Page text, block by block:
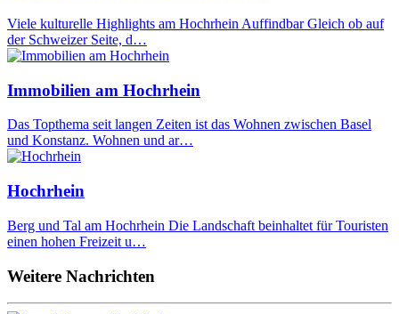
Viele kulturelle Highlights am Hochrhein Auffindbar Gleich ob auf
der Schweizer Seite, d…
Immobilien am Hochrhein
Das Topthema seit langen Zeiten ist das Wohnen zwischen Basel
und Konstanz. Wohnen und ar…
Hochrhein
Berg und Tal am Hochrhein Die Landschaft beinhaltet für Touristen
einen hohen Freizeit u…
Weitere Nachrichten